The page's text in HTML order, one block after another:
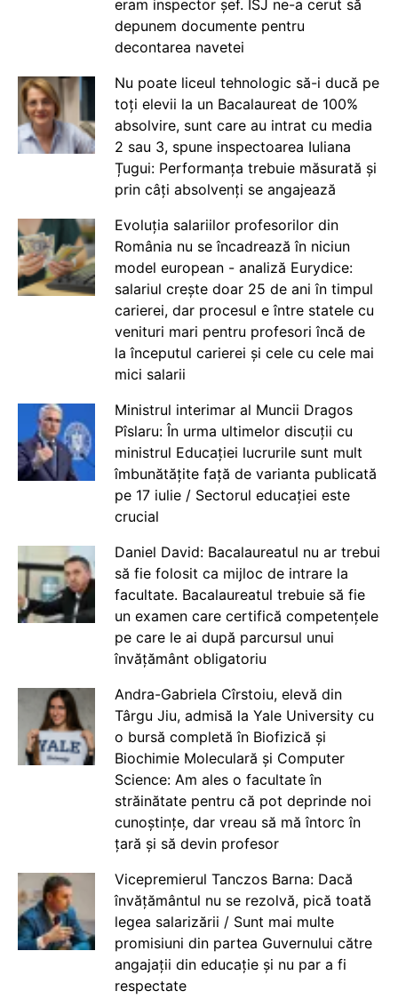
eram inspector șef. ISJ ne-a cerut să
depunem documente pentru
decontarea navetei
Nu poate liceul tehnologic să-i ducă pe
toți elevii la un Bacalaureat de 100%
absolvire, sunt care au intrat cu media
2 sau 3, spune inspectoarea Iuliana
Țugui: Performanța trebuie măsurată și
prin câți absolvenți se angajează
Evoluția salariilor profesorilor din
România nu se încadrează în niciun
model european - analiză Eurydice:
salariul crește doar 25 de ani în timpul
carierei, dar procesul e între statele cu
venituri mari pentru profesori încă de
la începutul carierei și cele cu cele mai
mici salarii
Ministrul interimar al Muncii Dragos
Pîslaru: În urma ultimelor discuții cu
ministrul Educației lucrurile sunt mult
îmbunătățite față de varianta publicată
pe 17 iulie / Sectorul educației este
crucial
Daniel David: Bacalaureatul nu ar trebui
să fie folosit ca mijloc de intrare la
facultate. Bacalaureatul trebuie să fie
un examen care certifică competențele
pe care le ai după parcursul unui
învățământ obligatoriu
Andra-Gabriela Cîrstoiu, elevă din
Târgu Jiu, admisă la Yale University cu
o bursă completă în Biofizică și
Biochimie Moleculară și Computer
Science: Am ales o facultate în
străinătate pentru că pot deprinde noi
cunoștințe, dar vreau să mă întorc în
țară și să devin profesor
Vicepremierul Tanczos Barna: Dacă
învățământul nu se rezolvă, pică toată
legea salarizării / Sunt mai multe
promisiuni din partea Guvernului către
angajații din educație și nu par a fi
respectate